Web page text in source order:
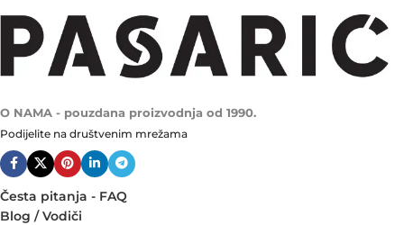
O NAMA - pouzdana proizvodnja od 1990.
Podijelite na društvenim mrežama
Česta pitanja - FAQ
Blog / Vodiči